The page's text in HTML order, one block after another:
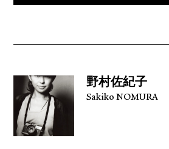
野村佐紀子
Sakiko NOMURA